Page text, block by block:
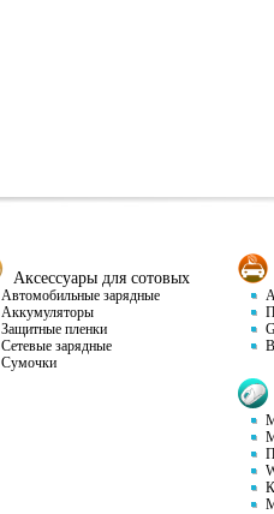
Аксессуары для сотовых
Автомобильные зарядные
Аккумуляторы
Защитные пленки
Сетевые зарядные
Сумочки